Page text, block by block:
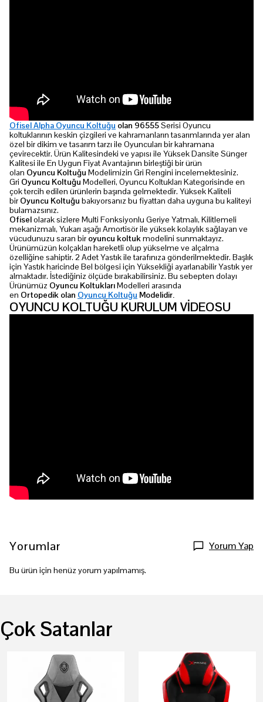
Ofisel Alpha Oyuncu Koltuğu olan 96555Serisi Oyuncu
koltuklarının keskin çizgileri ve kahramanların tasarımlarında yer alan
özel bir dikim ve tasarım tarzı ile Oyuncuları bir kahramana
çevirecektir. Ürün Kalitesindeki ve yapısı ile Yüksek Dansite Sünger
Kalitesi ile En Uygun Fiyat Avantajının birleştiği bir ürün
olan Oyuncu Koltuğu Modelimizin Gri Rengini incelemektesiniz.
Gri Oyuncu Koltuğu Modelleri, Oyuncu Koltukları Kategorisinde en
çok tercih edilen ürünlerin başında gelmektedir. Yüksek Kaliteli
bir Oyuncu Koltuğu bakıyorsanız bu fiyattan daha uyguna bu kaliteyi
bulamazsınız.
Ofiselolarak sizlere Multi Fonksiyonlu Geriye Yatmalı, Kilitlemeli
mekanizmalı, Yukarı aşağı Amortisör ile yüksek kolaylık sağlayan ve
vücudunuzu saran bir oyuncu koltukmodelini sunmaktayız.
Ürünümüzün kolçakları hareketli olup yükselme ve alçalma
özelliğine sahiptir. 2 Adet Yastık ile tarafınıza gönderilmektedir. Başlık
için Yastık haricinde Bel bölgesi için Yüksekliği ayarlanabilir Yastık yer
almaktadır. İstediğiniz ölçüde bırakabilirsiniz. Bu sebepten dolayı
Ürünümüz Oyuncu KoltuklarıModelleri arasında
en Ortopedik olan Oyuncu Koltuğu Modelidir.
OYUNCU KOLTUĞU KURULUM VİDEOSU
Yorumlar Yorum Yap
Bu ürün için henüz yorum yapılmamış.
Çok Satanlar